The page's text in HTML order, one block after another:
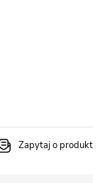
Zapytaj o produkt